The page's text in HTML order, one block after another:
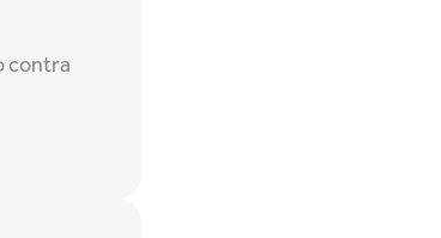
contra